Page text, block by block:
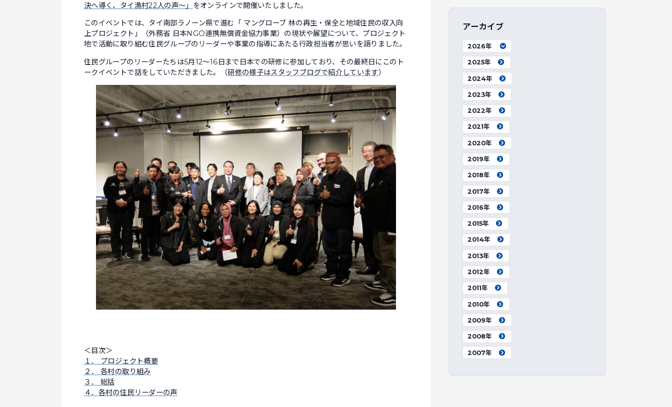
決へ導く、タイ漁村22人の声～」
をオンラインで開催いたしました。
このイベントでは、タイ南部ラノーン県で進む「 マングローブ 林の再生・保全と地域住民の収入向
上プロジェクト」（外務省 日本NGO連携無償資金協力事業）の現状や展望について、プロジェクト
地で活動に取り組む住民グループのリーダーや事業の指導にあたる行政担当者が思いを語りました。
住民グループのリーダーたちは5月12～16日まで日本での研修に参加しており、その最終日にこのト
ークイベントで話をしていただきました。（研修の様子はスタッフブログで紹介しています）
＜目次＞
１． プロジェクト概要
２． 各村の取り組み
３． 総括
４．各村の住民リーダーの声
アーカイブ
2026年
2025年
2024年
2023年
2022年
2021年
2020年
2019年
2018年
2017年
2016年
2015年
2014年
2013年
2012年
2011年
2010年
2009年
2008年
2007年